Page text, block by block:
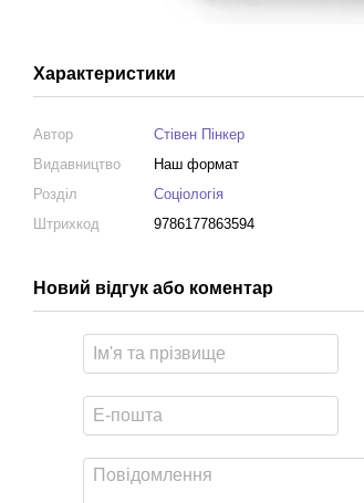
Характеристики
Автор
Стівен Пінкер
Видавництво
Наш формат
Розділ
Соціологія
Штрихкод
9786177863594
Новий відгук або коментар